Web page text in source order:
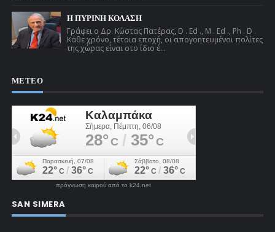
Η ΠΥΡΙΝΗ ΚΟΛΑΣΗ
Γράφει ο Δρ. Κώστας Πατέρας, D . Ed ., M . Ed ., Ph . D .
Κάθε χρόνο, τέτοια εποχή, οι απογοητευμένοι πολίτες
της χώρας είναι στο ίδιο έ...
ΜΕΤΕΟ
πρόγνωση καιρού από το k24.net
SAN SIMERA